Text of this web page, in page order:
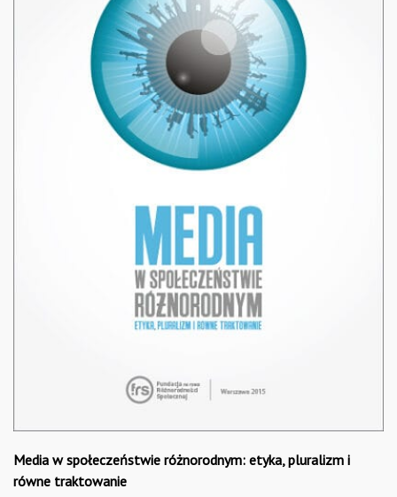
Media w społeczeństwie różnorodnym: etyka, pluralizm i
równe traktowanie